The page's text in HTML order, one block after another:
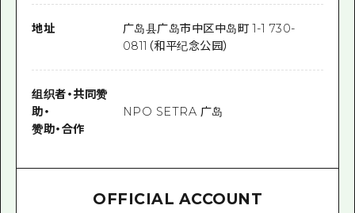
地址
广岛县广岛市中区中岛町 1-1 730-
0811（和平纪念公园）
组织者・共同赞
助・
赞助・合作
NPO SETRA 广岛
OFFICIAL ACCOUNT